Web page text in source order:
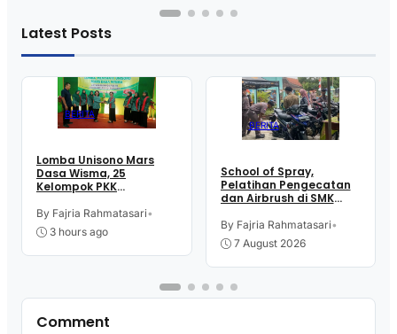
Latest Posts
BERITA
Lomba Unisono Mars
Dasa Wisma, 25
Kelompok PKK
Purworejo Adu
Kekompakan
By Fajria Rahmatasari•
3 hours ago
BERITA
School of Spray,
Pelatihan Pengecatan
dan Airbrush di SMK
Kutoarjo
By Fajria Rahmatasari•
7 August 2026
Comment